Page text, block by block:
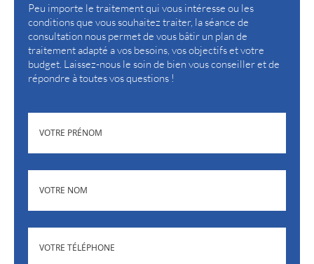
Peu importe le traitement qui vous intéresse ou les
conditions que vous souhaitez traiter, la séance de
consultation nous permet de vous bâtir un plan de
traitement adapté a vos besoins, vos objectifs et votre
budget. Laissez-nous le soin de bien vous conseiller et de
répondre à toutes vos questions !